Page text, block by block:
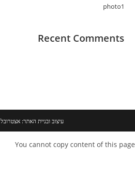
photo1
Recent Comments
עיצוב ובניית האתר: אצטרובל
You cannot copy content of this page